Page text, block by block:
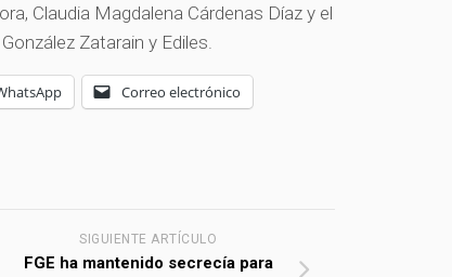
Claudia Magdalena Cárdenas Díaz y el
Zatarain y Ediles.
Correo electrónico
SIGUIENTE ARTÍCULO
FGE ha mantenido secrecía para